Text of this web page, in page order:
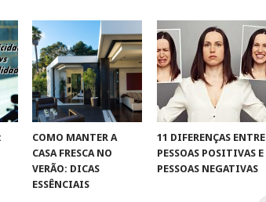
COMO MANTER A
CASA FRESCA NO
VERÃO: DICAS
ESSÊNCIAIS
11 DIFERENÇAS ENTRE
PESSOAS POSITIVAS E
PESSOAS NEGATIVAS